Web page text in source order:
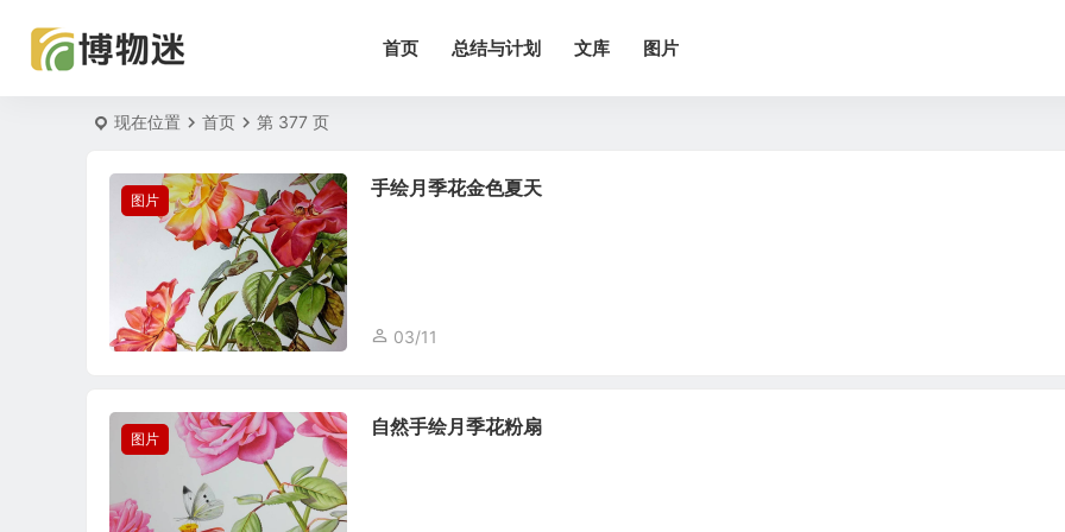
首页 总结与计划 文库 图片
现在位置 首页 第 377 页
图片
手绘月季花金色夏天
03/11
图片
自然手绘月季花粉扇